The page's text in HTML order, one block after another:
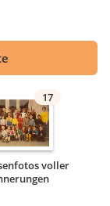
17
voller